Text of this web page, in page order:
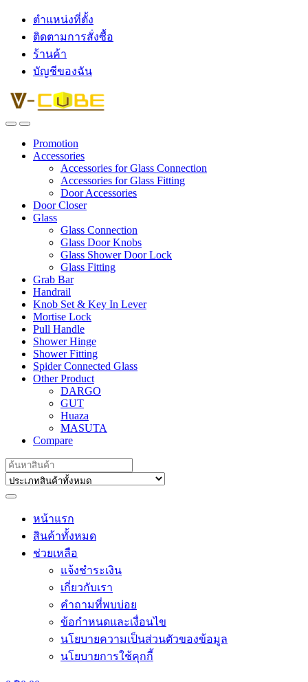
ตำแหน่งที่ตั้ง
ติดตามการสั่งซื้อ
ร้านค้า
บัญชีของฉัน
Promotion
Accessories
Accessories for Glass Connection
Accessories for Glass Fitting
Door Accessories
Door Closer
Glass
Glass Connection
Glass Door Knobs
Glass Shower Door Lock
Glass Fitting
Grab Bar
Handrail
Knob Set & Key In Lever
Mortise Lock
Pull Handle
Shower Hinge
Shower Fitting
Spider Connected Glass
Other Product
DARGO
GUT
Huaza
MASUTA
Compare
Search
for:
หน้าแรก
สินค้าทั้งหมด
ช่วยเหลือ
แจ้งชำระเงิน
เกี่ยวกับเรา
คำถามที่พบบ่อย
ข้อกำหนดและเงื่อนไข
นโยบายความเป็นส่วนตัวของข้อมูล
นโยบายการใช้คุกกี้